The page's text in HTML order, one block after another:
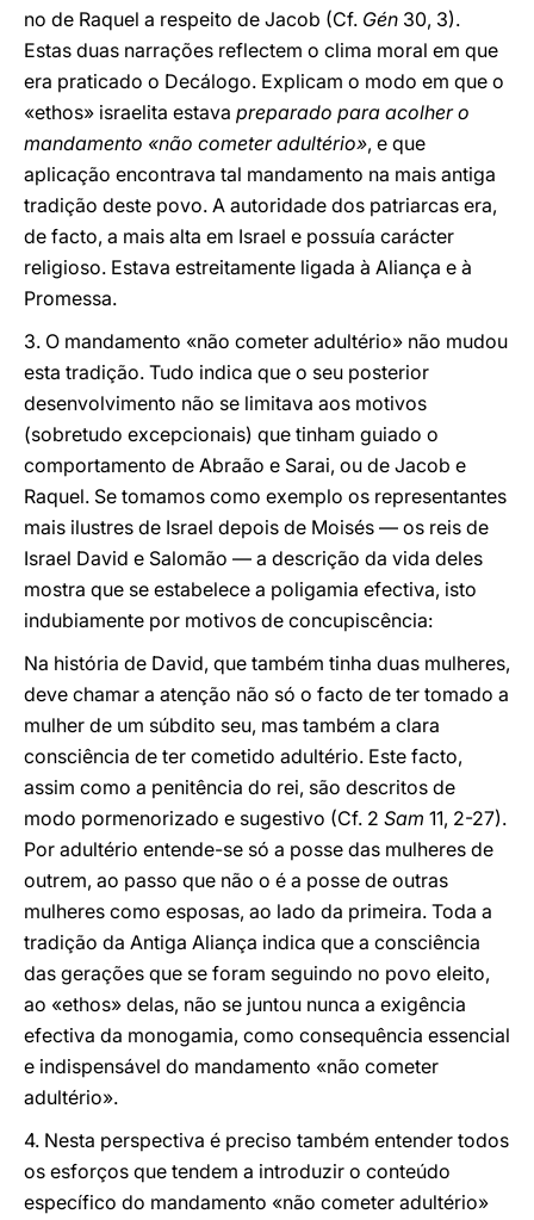
no de Raquel a respeito de Jacob (Cf. Gén 30, 3).
Estas duas narrações reflectem o clima moral em que
era praticado o Decálogo. Explicam o modo em que o
«ethos» israelita estava preparado para acolher o
mandamento «não cometer adultério», e que
aplicação encontrava tal mandamento na mais antiga
tradição deste povo. A autoridade dos patriarcas era,
de facto, a mais alta em Israel e possuía carácter
religioso. Estava estreitamente ligada à Aliança e à
Promessa.
3. O mandamento «não cometer adultério» não mudou
esta tradição. Tudo indica que o seu posterior
desenvolvimento não se limitava aos motivos
(sobretudo excepcionais) que tinham guiado o
comportamento de Abraão e Sarai, ou de Jacob e
Raquel. Se tomamos como exemplo os representantes
mais ilustres de Israel depois de Moisés — os reis de
Israel David e Salomão — a descrição da vida deles
mostra que se estabelece a poligamia efectiva, isto
indubiamente por motivos de concupiscência:
Na história de David, que também tinha duas mulheres,
deve chamar a atenção não só o facto de ter tomado a
mulher de um súbdito seu, mas também a clara
consciência de ter cometido adultério. Este facto,
assim como a penitência do rei, são descritos de
modo pormenorizado e sugestivo (Cf. 2 Sam 11, 2-27).
Por adultério entende-se só a posse das mulheres de
outrem, ao passo que não o é a posse de outras
mulheres como esposas, ao lado da primeira. Toda a
tradição da Antiga Aliança indica que a consciência
das gerações que se foram seguindo no povo eleito,
ao «ethos» delas, não se juntou nunca a exigência
efectiva da monogamia, como consequência essencial
e indispensável do mandamento «não cometer
adultério».
4. Nesta perspectiva é preciso também entender todos
os esforços que tendem a introduzir o conteúdo
específico do mandamento «não cometer adultério»